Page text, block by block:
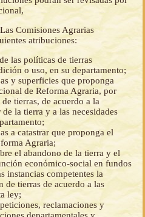
Las Comisiones Agrarias
atribuciones:
las políticas de tierras
o uso, en su departamento;
y superficies que proponga
de Reforma Agraria, por
tierras, de acuerdo a la
la tierra y a las necesidades
a catastrar que proponga el
Agraria;
el abandono de la tierra y el
económico-social en fundos
instancias competentes la
de tierras de acuerdo a las
ley;
reclamaciones y